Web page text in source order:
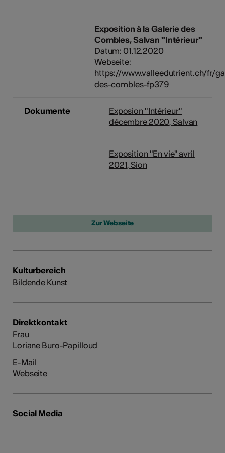
Exposition à la Galerie des
Combles, Salvan "Intérieur"
Datum: 01.12.2020
Webseite:
https://www.valleedutrient.ch/fr/
des-combles-fp379
Dokumente
Exposion "Intérieur"
décembre 2020, Salvan
Exposition "En vie" avril
2021, Sion
Kulturbereich
Bildende Kunst
Direktkontakt
Frau
Loriane Buro-Papilloud
E-Mail
Webseite
Social Media